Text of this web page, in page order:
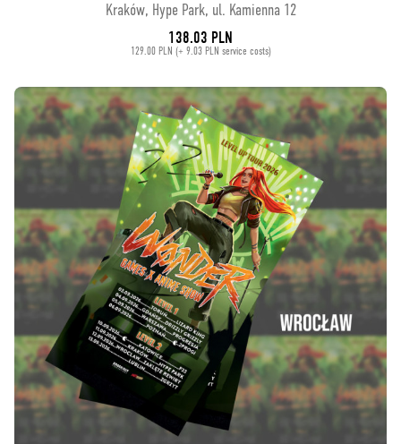
Kraków, Hype Park, ul. Kamienna 12
138.03 PLN
129.00 PLN (+ 9.03 PLN service costs)